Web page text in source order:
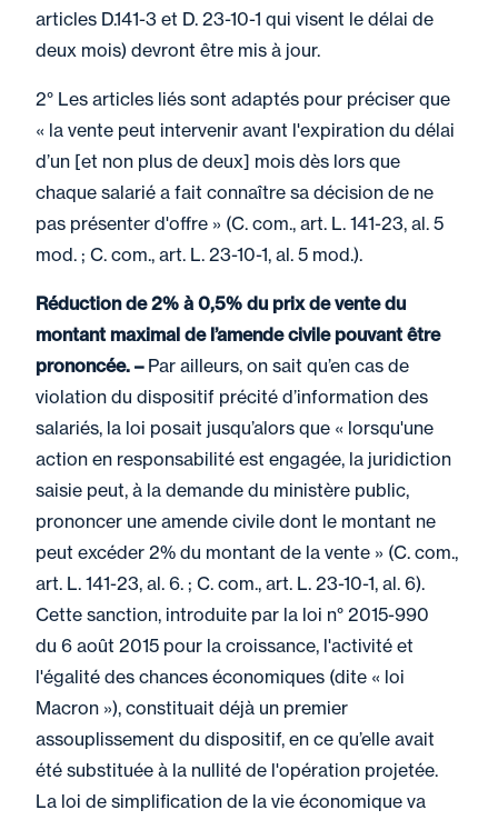
articles D.141-3 et D. 23-10-1 qui visent le délai de
deux mois) devront être mis à jour.
2° Les articles liés sont adaptés pour préciser que
« la vente peut intervenir avant l'expiration du délai
d’un [et non plus de deux] mois dès lors que
chaque salarié a fait connaître sa décision de ne
pas présenter d'offre » (C. com., art. L. 141-23, al. 5
mod. ; C. com., art. L. 23-10-1, al. 5 mod.).
Réduction de 2% à 0,5% du prix de vente du
montant maximal de l’amende civile pouvant être
prononcée. –Par ailleurs, on sait qu’en cas de
violation du dispositif précité d’information des
salariés, la loi posait jusqu’alors que « lorsqu'une
action en responsabilité est engagée, la juridiction
saisie peut, à la demande du ministère public,
prononcer une amende civile dont le montant ne
peut excéder 2% du montant de la vente » (C. com.,
art. L. 141-23, al. 6. ; C. com., art. L. 23-10-1, al. 6).
Cette sanction, introduite par la loi n° 2015-990
du 6 août 2015 pour la croissance, l'activité et
l'égalité des chances économiques (dite « loi
Macron »), constituait déjà un premier
assouplissement du dispositif, en ce qu’elle avait
été substituée à la nullité de l'opération projetée.
La loi de simplification de la vie économique va